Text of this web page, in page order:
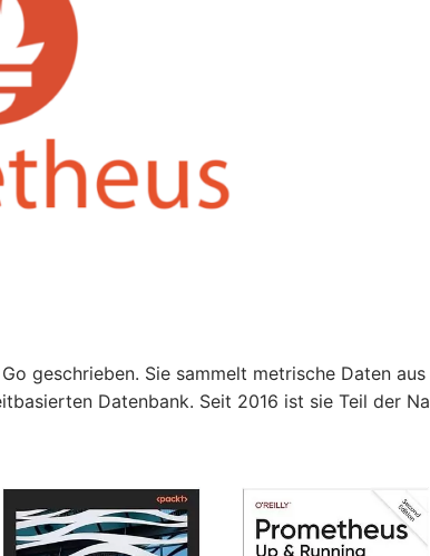
geschrieben. Sie sammelt metrische Daten aus
Datenbank. Seit 2016 ist sie Teil der